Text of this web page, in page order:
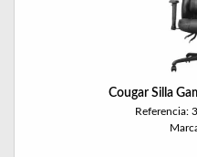
Cougar Silla
Referencia: